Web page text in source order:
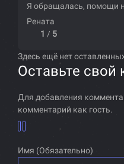
Я обращалась, помощи
Рената
1 / 5
Здесь ещё нет
Оставьте свой
Для добавления
комментарий как гость.
Имя (Обязательно)